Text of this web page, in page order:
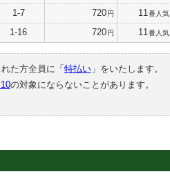
1-7 720円 11 番人気
1-16 720円 11 番人気
た方全員に「 特払い」をいたします。
の対象にならないことがあります。